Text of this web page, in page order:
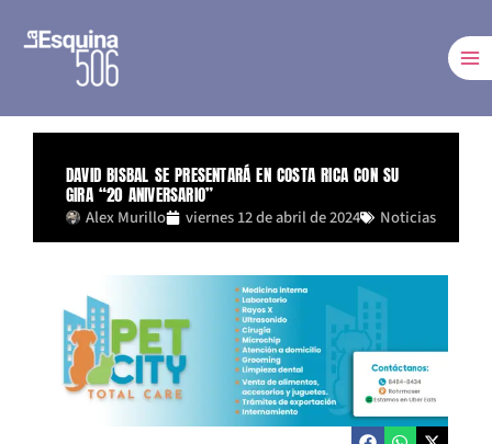
DAVID BISBAL SE PRESENTARÁ EN COSTA RICA CON SU
GIRA “20 ANIVERSARIO”
Alex Murillo viernes 12 de abril de 2024 Noticias